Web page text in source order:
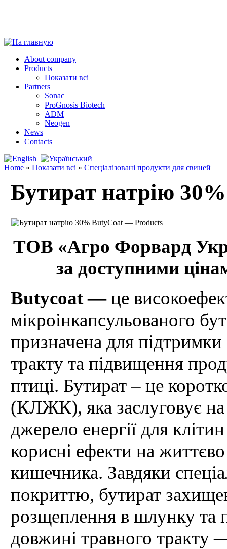
About company
Products
Показати всі
Partners
Sonac
ProGnosis Biotech
ADM
Neogen
News
Contacts
Home » Показати всі » Спеціалізовані продукти для свиней
Бутират натрію
ТОВ «Агро Форвард
за доступними
Butycoat —це
мікроінкапсульованого
призначена для
тракту та підвищення
птиці. Бутират – це
(КЛЖК), яка заслуговує
джерело енергії для
корисні ефекти на
кишечника. Завдяки
покриттю, бутират
розщеплення в шлунку та
довжині травного тракту